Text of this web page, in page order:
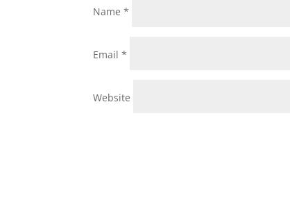
Name*
Email*
Website